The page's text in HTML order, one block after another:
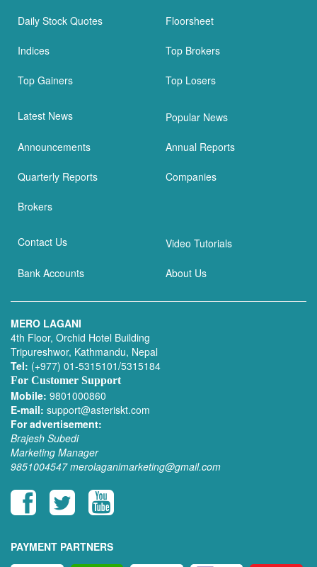
Daily Stock Quotes Floorsheet
Indices Top Brokers
Top Gainers Top Losers
Latest News Popular News
Announcements Annual Reports
Quarterly Reports Companies
Brokers
Contact Us Video Tutorials
Bank Accounts About Us
MERO LAGANI
4th Floor, Orchid Hotel Building
Tripureshwor, Kathmandu, Nepal
Tel: (+977) 01-5315101/5315184
For Customer Support
Mobile: 9801000860
E-mail: support@asteriskt.com
For advertisement:
Brajesh Subedi
Marketing Manager
9851004547 merolaganimarketing@gmail.com
PAYMENT PARTNERS